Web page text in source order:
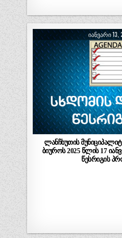
ᲘᲐᲜᲕᲐᲠᲘ 13,
ლანჩხუთის
ბიუროს 2025 წლის 17
წესრიგის